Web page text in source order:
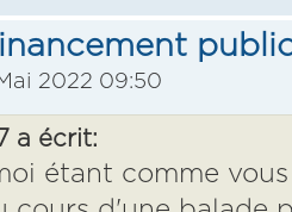
2022 09:50
a écrit:
étant comme